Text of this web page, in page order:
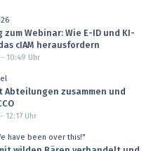
zum Webinar: Wie E-ID und KI-
cIAM herausfordern
10:49 Uhr
Abteilungen zusammen und
12:17Uhr
have been over this!"